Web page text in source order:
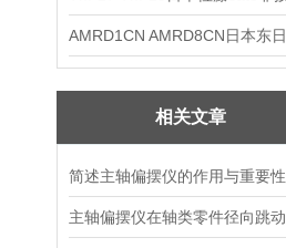
相关文章
简述主轴偏摆仪的作用与重要性